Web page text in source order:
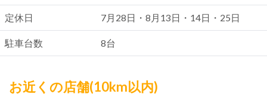
定休日 7月28日・8月13日・14日・25日
駐車台数 8台
お近くの店舗(10km以内)